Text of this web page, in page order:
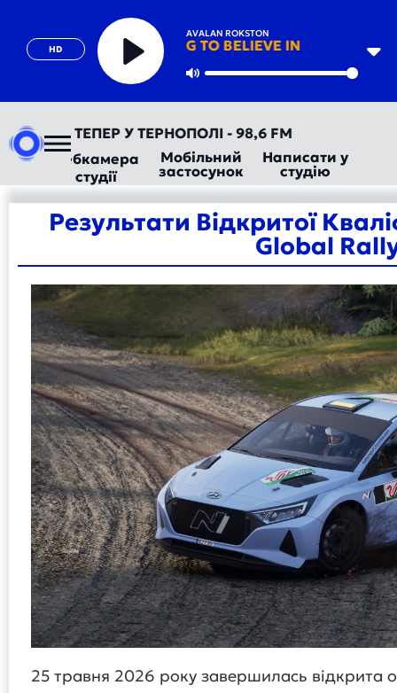
HD
AVALAN ROKSTON
SOMETHING TO BELIEVE IN
Play
ТЕПЕР У ТЕРНОПОЛІ - 98,6 FM
Вебкамера
студії
Мобільний
застосунок
Написати у
студію
Результати Відкритої
Global
25 травня 2026 року завершилась відкрита